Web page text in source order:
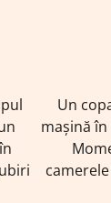
Un
mașină